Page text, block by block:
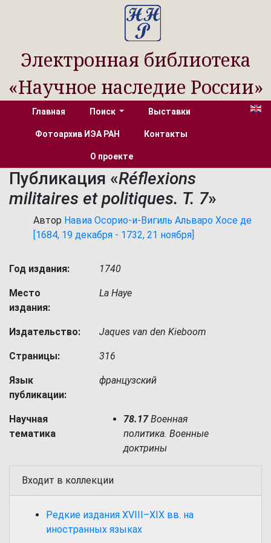
Электронная библиотека
«Научное наследие России»
Главная Поиск Выставки
Фотоархив ИЭА РАН Контакты
О проекте
Публикация «Réflexions
militaires et politiques. T. 7»
Автор Навиа Осорио-и-Вигиль Альваро Хосе де
[1684, 19 декабря - 1732, 21 ноября]
Год издания: 1740
Место
издания:
La Haye
Издательство: Jaques van den Kieboom
Страницы: 316
Язык
публикации:
французский
Научная
тематика
78.17Военная
политика. Военные
доктрины
Входит в коллекции
Редкие издания XVIII–XIX вв. на
иностранных языках